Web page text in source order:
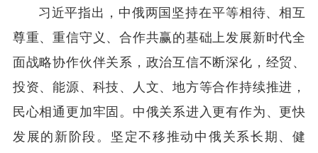
习近平指出，中俄两国坚持在平等相待、相互
尊重、重信守义、合作共赢的基础上发展新时代全
面战略协作伙伴关系，政治互信不断深化，经贸、
投资、能源、科技、人文、地方等合作持续推进，
民心相通更加牢固。中俄关系进入更有作为、更快
发展的新阶段。坚定不移推动中俄关系长期、健